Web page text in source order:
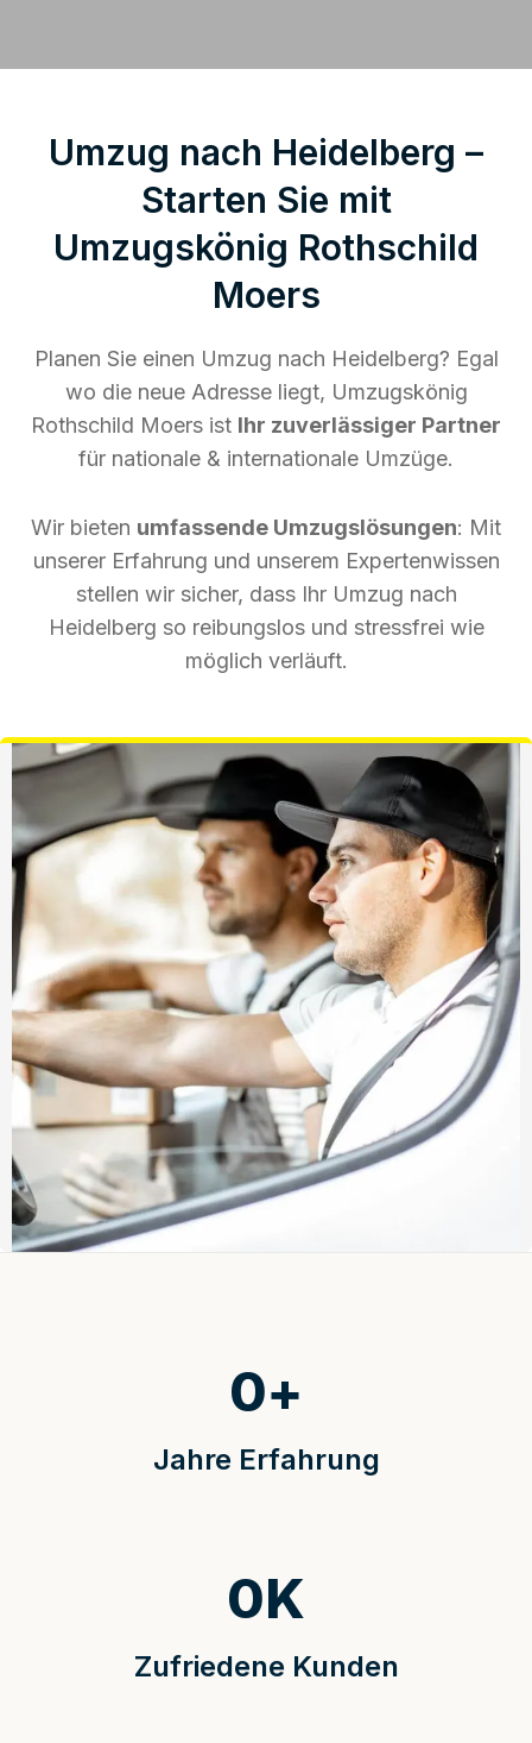
Umzug nach Heidelberg –
Starten Sie mit
Umzugskönig Rothschild
Moers
Planen Sie einen Umzug nach Heidelberg? Egal
wo die neue Adresse liegt, Umzugskönig
Rothschild Moers ist Ihr zuverlässiger Partner
für nationale & internationale Umzüge.
Wir bieten umfassende Umzugslösungen: Mit
unserer Erfahrung und unserem Expertenwissen
stellen wir sicher, dass Ihr Umzug nach
Heidelberg so reibungslos und stressfrei wie
möglich verläuft.
Jahre Erfahrung
0+
Zufriedene Kunden
0K